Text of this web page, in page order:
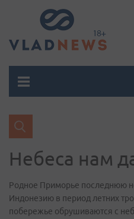
Небеса нам
Родное Приморье последнюю
Индонезию в период летних
побережье обрушиваются с